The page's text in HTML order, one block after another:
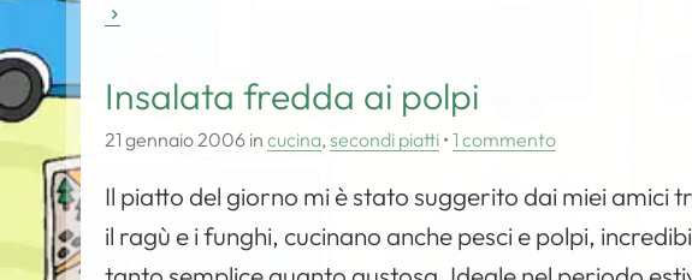
Insalata fredda ai polpi
21 gennaio 2006 incucina,secondi piatti • 1 commento
Il piatto del giorno mi è stato suggerito dai miei amici
il ragù e i funghi, cucinano anche pesci e polpi,